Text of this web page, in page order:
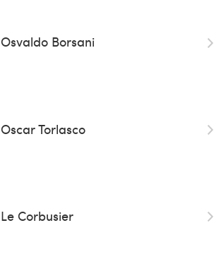
Osvaldo Borsani
Oscar Torlasco
Le Corbusier